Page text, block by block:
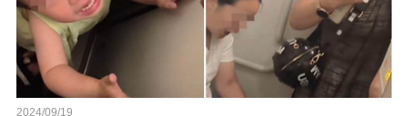
2024/09/19